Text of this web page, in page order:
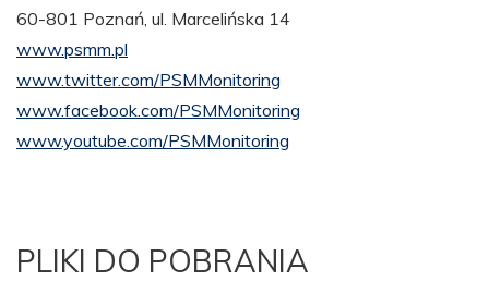
60-801 Poznań, ul. Marcelińska 14
www.psmm.pl
www.twitter.com/PSMMonitoring
www.facebook.com/PSMMonitoring
www.youtube.com/PSMMonitoring
PLIKI DO POBRANIA